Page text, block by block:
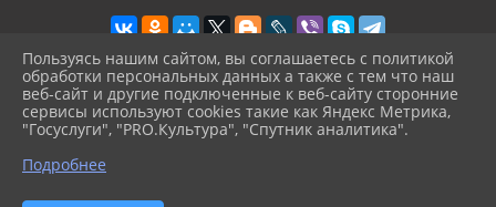
2026 г. novosb.sherbok.ru
Вход
Карта сайта
Политика обработки персональных данных
Сделано на KubCMS
Пользуясь нашим сайтом, вы соглашаетесь с политикой
обработки персональных данных а также с тем что наш
веб-сайт и другие подключенные к веб-сайту сторонние
сервисы используют cookies такие как Яндекс Метрика,
"Госуслуги", "PRO.Культура", "Спутник аналитика".
Подробнее